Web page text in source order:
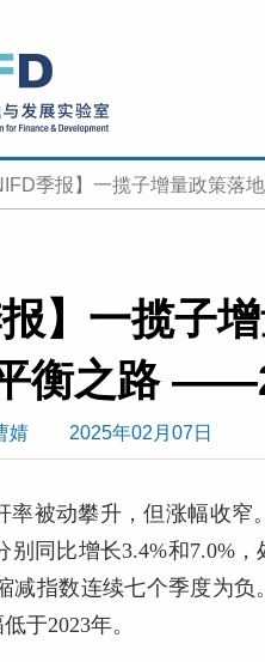
季报】一揽子增量政策落
报】一揽子
衡之路
婧 2025年02月07日
率被动攀升，但涨幅收
别同比增长3.4%和7.0%
减指数连续七个季度为
于2023年。